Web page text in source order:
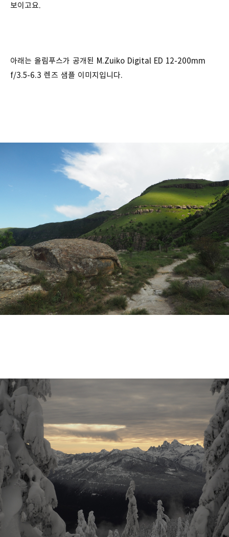
보이고요.
아래는 올림푸스가 공개된 M.Zuiko Digital ED 12-200mm
f/3.5-6.3 렌즈 샘플 이미지입니다.